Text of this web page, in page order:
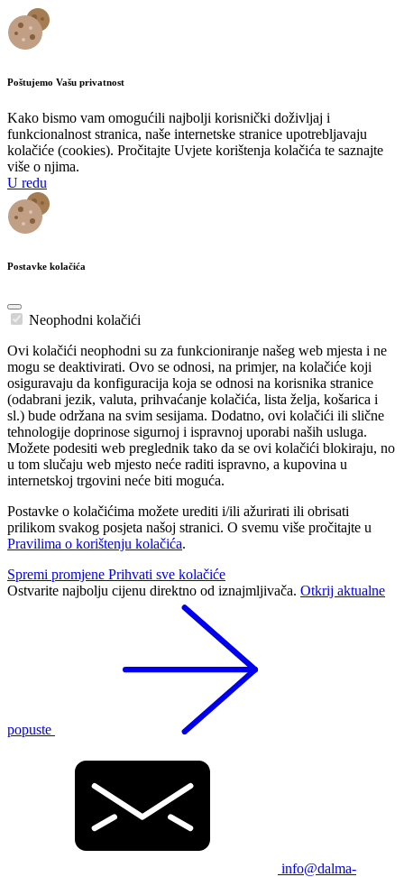
Poštujemo Vašu privatnost
Kako bismo vam omogućili najbolji korisnički doživljaj i
funkcionalnost stranica, naše internetske stranice upotrebljavaju
kolačiće (cookies). Pročitajte Uvjete korištenja kolačića te saznajte
više o njima.
U redu
Postavke kolačića
Neophodni kolačići
Ovi kolačići neophodni su za funkcioniranje našeg web mjesta i ne
mogu se deaktivirati. Ovo se odnosi, na primjer, na kolačiće koji
osiguravaju da konfiguracija koja se odnosi na korisnika stranice
(odabrani jezik, valuta, prihvaćanje kolačića, lista želja, košarica i
sl.) bude održana na svim sesijama. Dodatno, ovi kolačići ili slične
tehnologije doprinose sigurnoj i ispravnoj uporabi naših usluga.
Možete podesiti web preglednik tako da se ovi kolačići blokiraju, no
u tom slučaju web mjesto neće raditi ispravno, a kupovina u
internetskoj trgovini neće biti moguća.
Postavke o kolačićima možete urediti i/ili ažurirati ili obrisati
prilikom svakog posjeta našoj stranici. O svemu više pročitajte u
Pravilima o korištenju kolačića.
Spremi promjene Prihvati sve kolačiće
Ostvarite najbolju cijenu direktno od iznajmljivača. Otkrij aktualne
popuste
info@dalma-